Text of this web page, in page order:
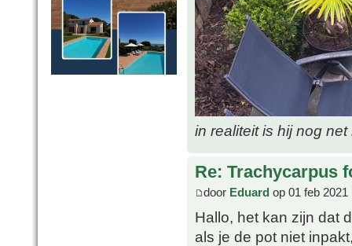
in realiteit is hij nog
Re: Trachycarpus
door Eduard op 01 feb 2021
Hallo, het kan zijn dat
als je de pot niet